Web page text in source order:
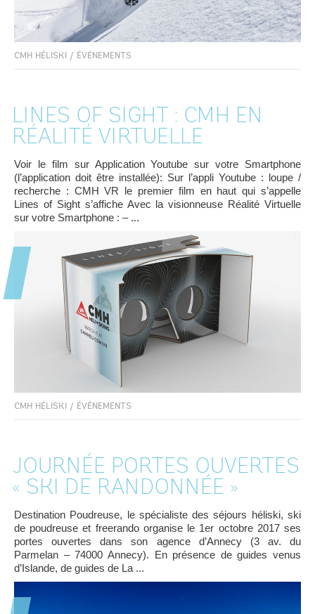
CMH HÉLISKI / ÉVÉNEMENTS
LINES OF SIGHT : CMH EN
RÉALITÉ VIRTUELLE
Voir le film sur Application Youtube sur votre Smartphone
(l’application doit être installée): Sur l’appli Youtube : loupe /
recherche : CMH VR le premier film en haut qui s’appelle
Lines of Sight s’affiche Avec la visionneuse Réalité Virtuelle
sur votre Smartphone : – ...
CMH HÉLISKI / ÉVÉNEMENTS
JOURNÉE PORTES OUVERTES
« SKI DE RANDONNÉE »
Destination Poudreuse, le spécialiste des séjours héliski, ski
de poudreuse et freerando organise le 1er octobre 2017 ses
portes ouvertes dans son agence d’Annecy (3 av. du
Parmelan – 74000 Annecy). En présence de guides venus
d’Islande, de guides de La ...